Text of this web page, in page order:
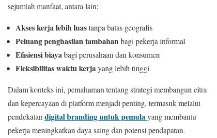
sejumlah manfaat, antara lain:
Akses kerja lebih luastanpa batas geografis
Peluang penghasilan tambahanbagi pekerja informal
Efisiensi biayabagi perusahaan dan konsumen
Fleksibilitas waktu kerjayang lebih tinggi
Dalam konteks ini, pemahaman tentang strategi membangun citra
dan kepercayaan di platform menjadi penting, termasuk melalui
pendekatandigital branding untuk pemulayang membantu
pekerja meningkatkan daya saing dan potensi pendapatan.